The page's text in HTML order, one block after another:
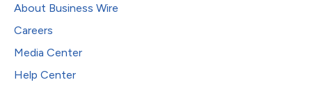
About Business Wire
Careers
Media Center
Help Center